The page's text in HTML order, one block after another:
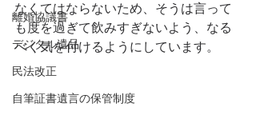
離婚協議書
デジタル遺品
民法改正
自筆証書遺言の保管制度
なくてはならないため、そうは言って
も度を過ぎて飲みすぎないよう、なる
べく気を付けるようにしています。